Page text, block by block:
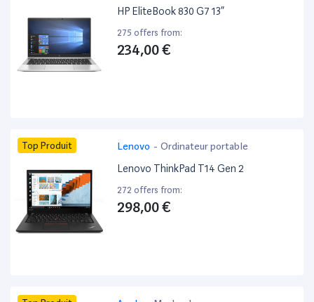
HP EliteBook 830 G7 13”
275 offers from:
234,00 €
Top Produit Lenovo - Ordinateur portable
Lenovo ThinkPad T14 Gen 2
272 offers from:
298,00 €